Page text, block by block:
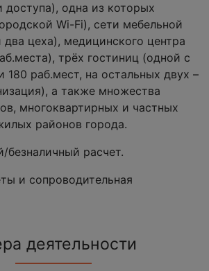
доступа), одна из которых
Wi-Fi), сети мебельной
цеха), медицинского центра
трёх гостиниц (одной с
180 раб.мест, на остальных двух –
а также множества
многоквартирных и частных
районов города.
безналичный расчет.
и сопроводительная
деятельности